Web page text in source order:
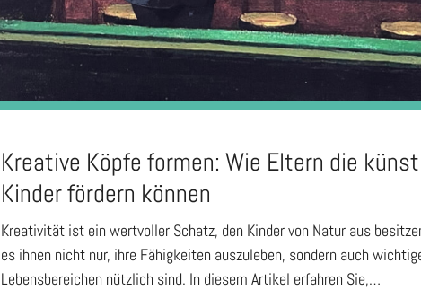
Kreative Köpfe formen: Wie Eltern die
Kinder fördern können
Kreativität ist ein wertvoller Schatz, den Kinder von Natur aus
es ihnen nicht nur, ihre Fähigkeiten auszuleben, sondern auch
Lebensbereichen nützlich sind. In diesem Artikel erfahren Sie,…